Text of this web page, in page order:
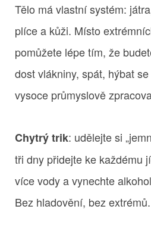
Tělo má vlastní systém:
plíce a kůži. Místo
pomůžete lépe tím, že
dost vlákniny, spát, hýbat
vysoce průmyslově
Chytrý trik: udělejte si
tři dny přidejte ke každému
více vody a vynechte
Bez hladovění, bez extrémů.